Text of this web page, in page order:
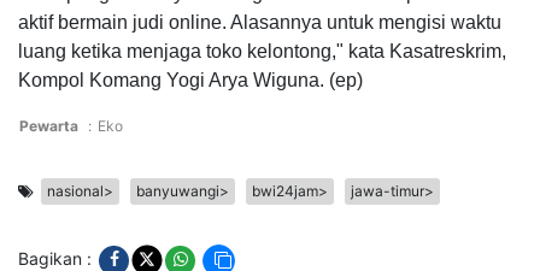
aktif bermain judi online. Alasannya untuk mengisi waktu
luang ketika menjaga toko kelontong," kata Kasatreskrim,
Kompol Komang Yogi Arya Wiguna. (ep)
Pewarta : Eko
nasional> banyuwangi> bwi24jam> jawa-timur>
Bagikan :